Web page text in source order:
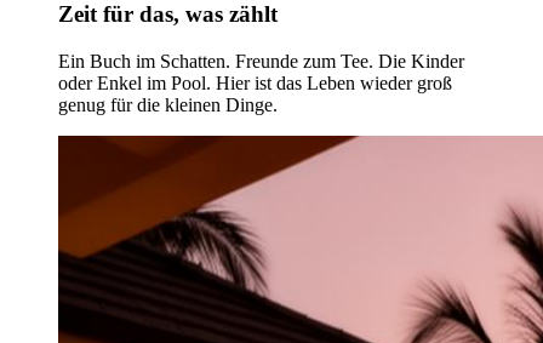
Zeit für das, was zählt
Ein Buch im Schatten. Freunde zum Tee. Die Kinder
oder Enkel im Pool. Hier ist das Leben wieder groß
genug für die kleinen Dinge.